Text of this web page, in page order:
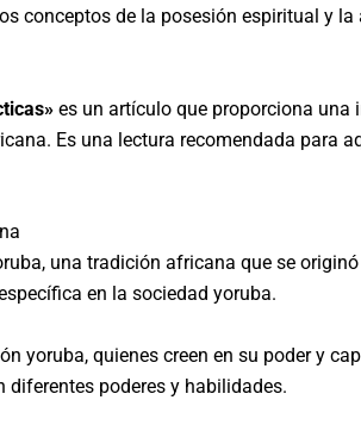
conceptos de la posesión espiritual y
es un artículo que proporciona
Es una lectura recomendada para
una tradición africana que se
en la sociedad yoruba.
yoruba, quienes creen en su poder y
diferentes poderes y habilidades.